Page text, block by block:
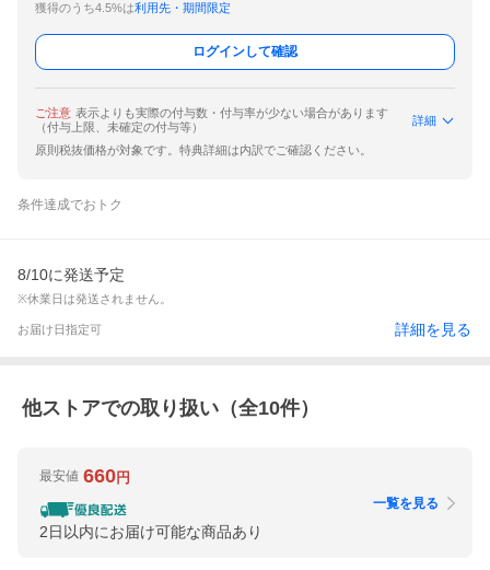
獲得のうち4.5%は利用先・期間限定
ログインして確認
ご注意 表示よりも実際の付与数・付与率が少ない場合があります
（付与上限、未確定の付与等）
詳細
原則税抜価格が対象です。特典詳細は内訳でご確認ください。
条件達成でおトク
8/10に発送予定
※休業日は発送されません。
お届け日指定可 詳細を見る
他ストアでの取り扱い（全10件）
最安値 660円
2日以内にお届け可能な商品あり
一覧を見る